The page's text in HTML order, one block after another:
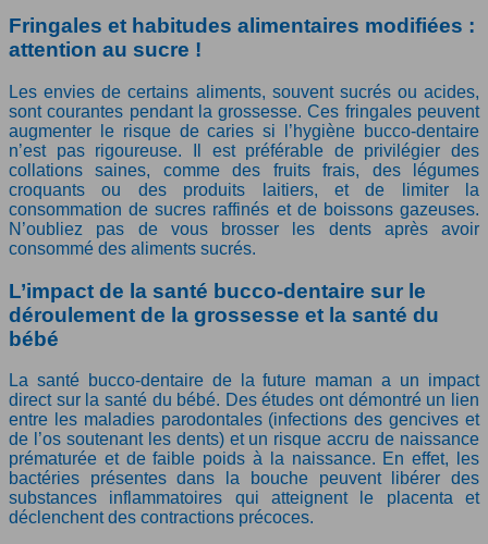
Fringales et habitudes alimentaires modifiées :
attention au sucre !
Les envies de certains aliments, souvent sucrés ou acides,
sont courantes pendant la grossesse. Ces fringales peuvent
augmenter le risque de caries si l’hygiène bucco-dentaire
n’est pas rigoureuse. Il est préférable de privilégier des
collations saines, comme des fruits frais, des légumes
croquants ou des produits laitiers, et de limiter la
consommation de sucres raffinés et de boissons gazeuses.
N’oubliez pas de vous brosser les dents après avoir
consommé des aliments sucrés.
L’impact de la santé bucco-dentaire sur le
déroulement de la grossesse et la santé du
bébé
La santé bucco-dentaire de la future maman a un impact
direct sur la santé du bébé. Des études ont démontré un lien
entre les maladies parodontales (infections des gencives et
de l’os soutenant les dents) et un risque accru de naissance
prématurée et de faible poids à la naissance. En effet, les
bactéries présentes dans la bouche peuvent libérer des
substances inflammatoires qui atteignent le placenta et
déclenchent des contractions précoces.